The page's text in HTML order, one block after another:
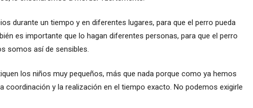
durante un tiempo y en diferentes lugares, para que el perro pueda
es importante que lo hagan diferentes personas, para que el perro
somos así de sensibles.
los niños muy pequeños, más que nada porque como ya hemos
coordinación y la realización en el tiempo exacto. No podemos exigirle